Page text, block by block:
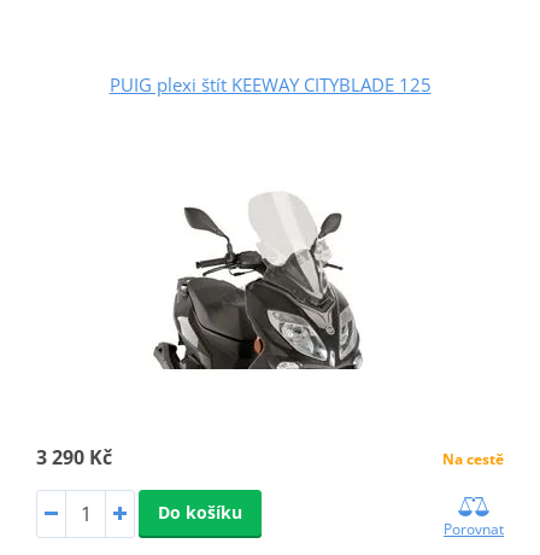
PUIG plexi štít KEEWAY CITYBLADE 125
3 290 Kč Na cestě
Do košíku
Porovnat